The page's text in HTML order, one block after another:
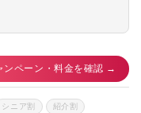
ンペーン・料金を確認 →
シニア割 紹介割